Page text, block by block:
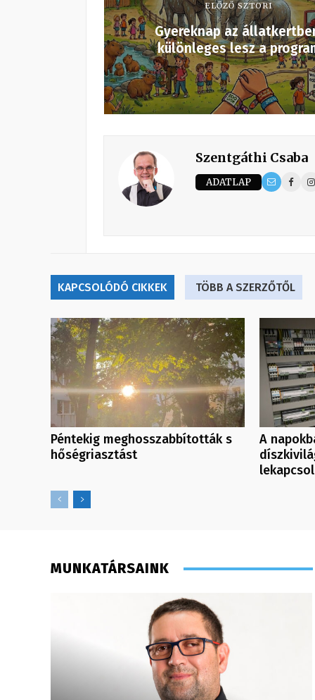
ELŐZŐ SZTORI
Gyereknap az
különleges lesz a
Szentgáthi Csaba
ADATLAP
KAPCSOLÓDÓ CIKKEK TÖBB A SZERZŐTŐL
Péntekig meghosszabbították s
hőségriasztást
A
MUNKATÁRSAINK